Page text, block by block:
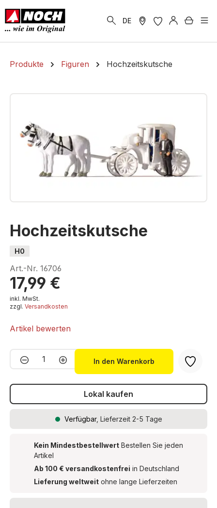
springen
DE
Produkte Figuren Hochzeitskutsche
Bildergalerie überspringen
Hochzeitskutsche
H0
Art.-Nr. 16706
17,99 €
inkl. MwSt.
zzgl. Versandkosten
Artikel bewerten
Produkt Anzahl: Gib den
In den Warenkorb
Lokal kaufen
Verfügbar, Lieferzeit 2-5 Tage
Kein Mindestbestellwert Bestellen Sie jeden
Artikel
Ab 100 € versandkostenfrei in Deutschland
Lieferung weltweit ohne lange Lieferzeiten